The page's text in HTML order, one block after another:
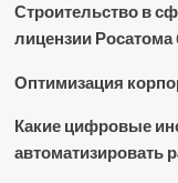
Строительство в
лицензии
Оптимизация
Какие цифровые
автоматизировать